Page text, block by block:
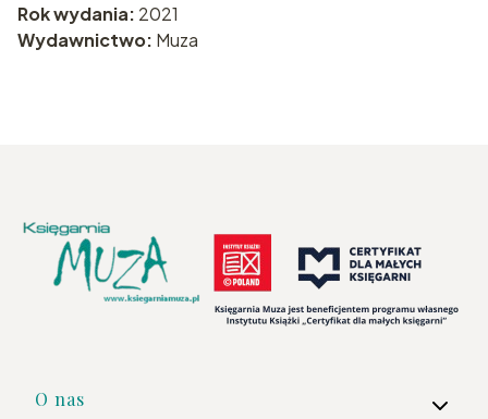
Rok wydania: 2021
Wydawnictwo: Muza
Linki w stopce
O nas